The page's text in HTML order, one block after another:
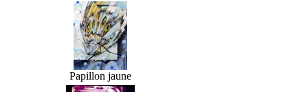
Papillon jaune